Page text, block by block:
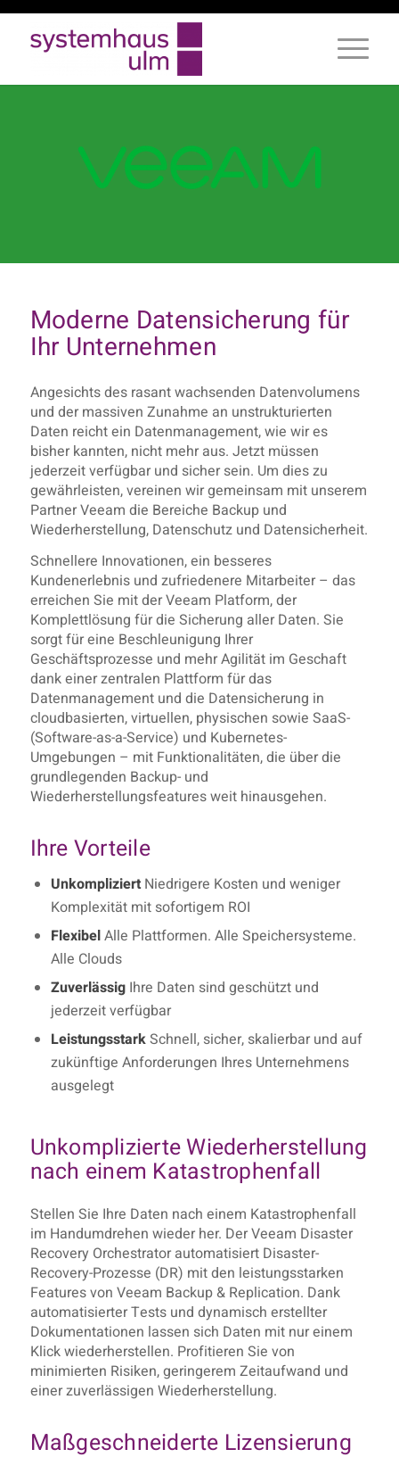
Moderne Datensicherung für
Ihr Unternehmen
Angesichts des rasant wachsenden Datenvolumens
und der massiven Zunahme an unstrukturierten
Daten reicht ein Datenmanagement, wie wir es
bisher kannten, nicht mehr aus. Jetzt müssen
jederzeit verfügbar und sicher sein. Um dies zu
gewährleisten, vereinen wir gemeinsam mit unserem
Partner Veeam die Bereiche Backup und
Wiederherstellung, Datenschutz und Datensicherheit.
Schnellere Innovationen, ein besseres
Kundenerlebnis und zufriedenere Mitarbeiter – das
erreichen Sie mit der Veeam Platform, der
Komplettlösung für die Sicherung aller Daten. Sie
sorgt für eine Beschleunigung Ihrer
Geschäftsprozesse und mehr Agilität im Geschaft
dank einer zentralen Plattform für das
Datenmanagement und die Datensicherung in
cloudbasierten, virtuellen, physischen sowie SaaS-
(Software-as-a-Service) und Kubernetes-
Umgebungen – mit Funktionalitäten, die über die
grundlegenden Backup- und
Wiederherstellungsfeatures weit hinausgehen.
Ihre Vorteile
UnkompliziertNiedrigere Kosten und weniger
Komplexität mit sofortigem ROI
FlexibelAlle Plattformen. Alle Speichersysteme.
Alle Clouds
Zuverlässig Ihre Daten sind geschützt und
jederzeit verfügbar
LeistungsstarkSchnell, sicher, skalierbar und auf
zukünftige Anforderungen Ihres Unternehmens
ausgelegt
Unkomplizierte Wiederherstellung
nach einem Katastrophenfall
Stellen Sie Ihre Daten nach einem Katastrophenfall
im Handumdrehen wieder her. Der Veeam Disaster
Recovery Orchestrator automatisiert Disaster-
Recovery-Prozesse (DR) mit den leistungsstarken
Features von Veeam Backup & Replication. Dank
automatisierter Tests und dynamisch erstellter
Dokumentationen lassen sich Daten mit nur einem
Klick wiederherstellen. Profitieren Sie von
minimierten Risiken, geringerem Zeitaufwand und
einer zuverlässigen Wiederherstellung.
Maßgeschneiderte Lizensierung